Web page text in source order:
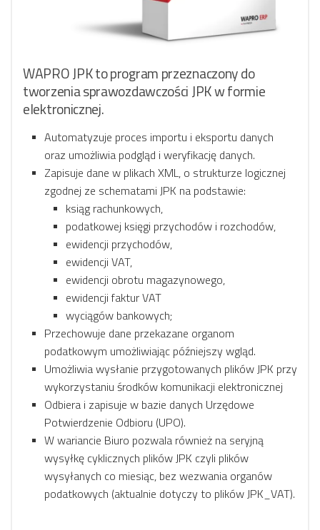
WAPRO JPK to program przeznaczony do
tworzenia sprawozdawczości JPK w formie
elektronicznej.
Automatyzuje proces importu i eksportu danych
oraz umożliwia podgląd i weryfikację danych.
Zapisuje dane w plikach XML, o strukturze logicznej
zgodnej ze schematami JPK na podstawie:
ksiąg rachunkowych,
podatkowej księgi przychodów i rozchodów,
ewidencji przychodów,
ewidencji VAT,
ewidencji obrotu magazynowego,
ewidencji faktur VAT
wyciągów bankowych;
Przechowuje dane przekazane organom
podatkowym umożliwiając późniejszy wgląd.
Umożliwia wysłanie przygotowanych plików JPK przy
wykorzystaniu środków komunikacji elektronicznej
Odbiera i zapisuje w bazie danych Urzędowe
Potwierdzenie Odbioru (UPO).
W wariancie Biuro pozwala również na seryjną
wysyłkę cyklicznych plików JPK czyli plików
wysyłanych co miesiąc, bez wezwania organów
podatkowych (aktualnie dotyczy to plików JPK_VAT).